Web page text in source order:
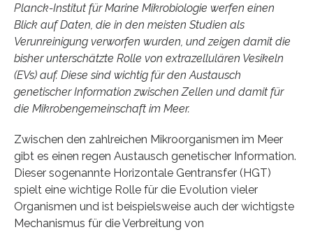
Planck-Institut für Marine Mikrobiologie werfen einen
Blick auf Daten, die in den meisten Studien als
Verunreinigung verworfen wurden, und zeigen damit die
bisher unterschätzte Rolle von extrazellulären Vesikeln
(EVs) auf. Diese sind wichtig für den Austausch
genetischer Information zwischen Zellen und damit für
die Mikrobengemeinschaft im Meer.
Zwischen den zahlreichen Mikroorganismen im Meer
gibt es einen regen Austausch genetischer Information.
Dieser sogenannte Horizontale Gentransfer (HGT)
spielt eine wichtige Rolle für die Evolution vieler
Organismen und ist beispielsweise auch der wichtigste
Mechanismus für die Verbreitung von